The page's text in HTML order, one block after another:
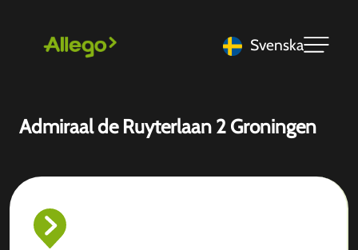
Svenska
Admiraal de Ruyterlaan 2 Groningen